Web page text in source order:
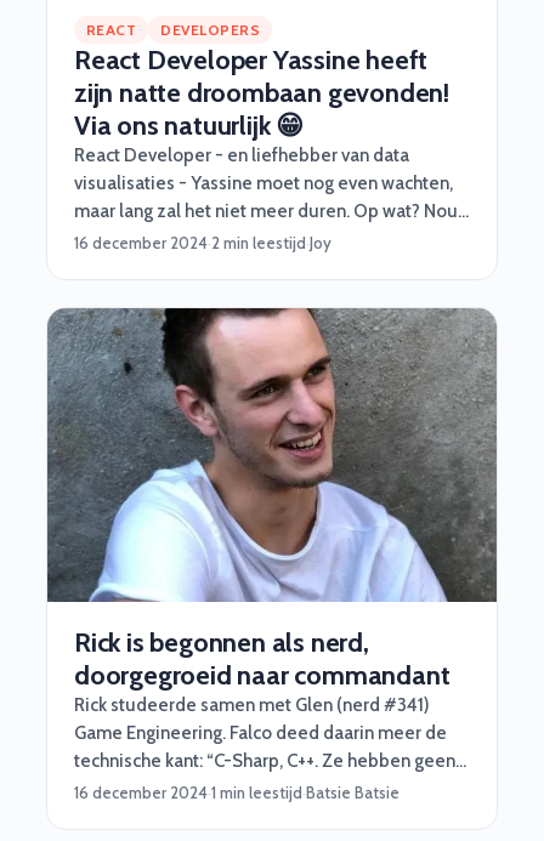
REACT DEVELOPERS
React Developer Yassine heeft
zijn natte droombaan gevonden!
Via ons natuurlijk 😁
React Developer - en liefhebber van data
visualisaties - Yassine moet nog even wachten,
maar lang zal het niet meer duren. Op wat? Nou,
dé baan van zijn leven! Waar en waarvoor mogen
En daar hebben wij hem aan geholpen door slim
te matchen!
16 december 2024·2 min leestijd·Joy
Rick is begonnen als nerd,
doorgegroeid naar commandant
Rick studeerde samen met Glen (nerd #341)
Game Engineering. Falco deed daarin meer de
technische kant: “C-Sharp, C++. Ze hebben geen
geheimen voor mij. Daarna ben ik mij wat meer
16 december 2024·1 min leestijd·Batsie Batsie